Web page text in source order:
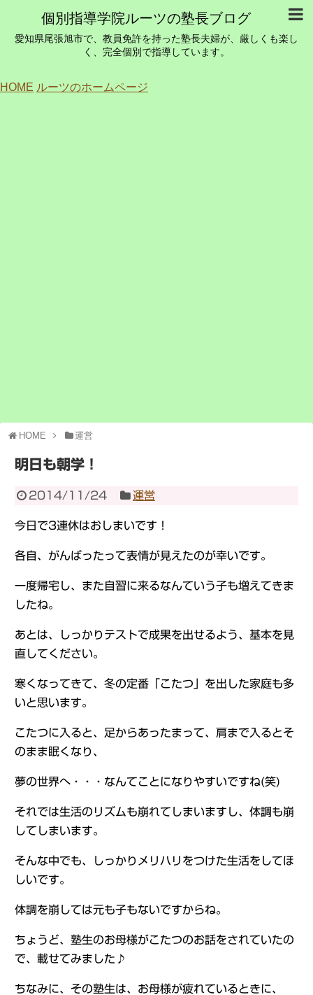
個別指導学院ルーツの塾長ブログ
愛知県尾張旭市で、教員免許を持った塾長夫婦が、厳しくも楽し
く、完全個別で指導しています。
HOME ルーツのホームページ
HOME 運営
明日も朝学！
2014/11/24 運営
今日で3連休はおしまいです！
各自、がんばったって表情が見えたのが幸いです。
一度帰宅し、また自習に来るなんていう子も増えてきま
したね。
あとは、しっかりテストで成果を出せるよう、基本を見
直してください。
寒くなってきて、冬の定番「こたつ」を出した家庭も多
いと思います。
こたつに入ると、足からあったまって、肩まで入るとそ
のまま眠くなり、
夢の世界へ・・・なんてことになりやすいですね(笑)
それでは生活のリズムも崩れてしまいますし、体調も崩
してしまいます。
そんな中でも、しっかりメリハリをつけた生活をしてほ
しいです。
体調を崩しては元も子もないですからね。
ちょうど、塾生のお母様がこたつのお話をされていたの
で、載せてみました♪
ちなみに、その塾生は、お母様が疲れているときに、